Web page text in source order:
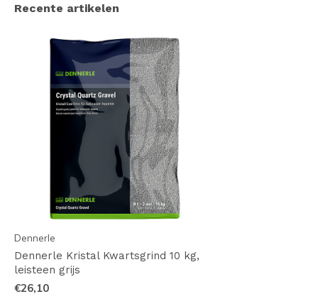
Recente artikelen
Dennerle
Dennerle Kristal Kwartsgrind 10 kg,
leisteen grijs
€26,10